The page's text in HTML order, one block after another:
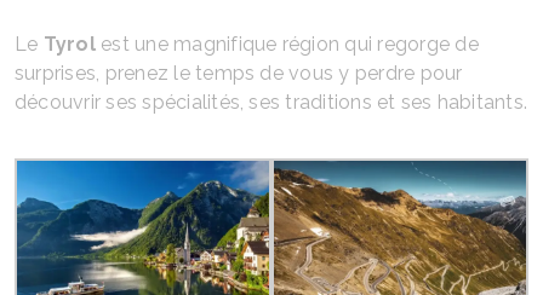
Le Tyrolest une magnifique région qui regorge de
surprises, prenez le temps de vous y perdre pour
découvrir ses spécialités, ses traditions et ses habitants.